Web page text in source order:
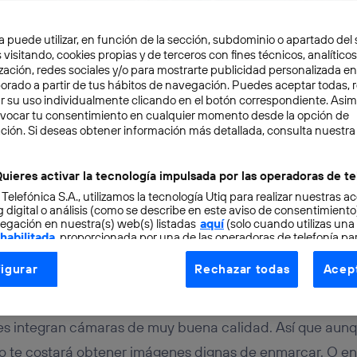
4 min
imágenes o vídeos
a la máxima calidad
integran cámaras de muy buena calidad. Así que
te costará obtener imágenes dignas de enmarcar. O
puede utilizar, en función de la sección, subdominio o apartado del
visitando, cookies propias y de terceros con fines técnicos,
redes sociales y/o para mostrarte publicidad personalizada
a partir de tus hábitos de navegación. Puedes aceptar todas,
su uso individualmente clicando en el botón correspondiente.
tu consentimiento en cualquier momento desde la opción de
Si deseas obtener información más detallada, consulta nuestra
activar la tecnología impulsada por las operadoras de
S.A., utilizamos la tecnología Utiq para realizar nuestras
digital o análisis (como se describe en este aviso de
en nuestra(s) web(s) listadas aquí(solo cuando utilizas una
, proporcionada por una de las operadoras de telefonía
consentimiento en cada página web).
Utiq está diseñada con la privacidad como prioridad
tu dirección IP y otra información de la cuenta de cliente de
a la conexión que utilizas (p. ej., número de teléfono móvil).
Rechazar todas